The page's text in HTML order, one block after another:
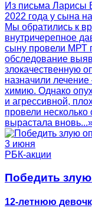
Из письма Ларисы
2022 года у сына
Мы обратились к
внутричерепное
сыну провели МРТ
обследование
злокачественную
назначили
химию. Однако
и агрессивной,
провели
вырастала
3 июня
РБК-акции
Победить
12-летнюю